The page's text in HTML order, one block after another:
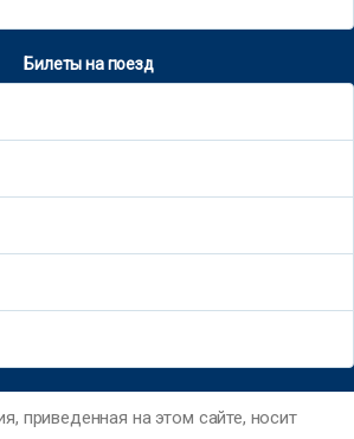
Билеты на поезд
приведенная на этом сайте, носит